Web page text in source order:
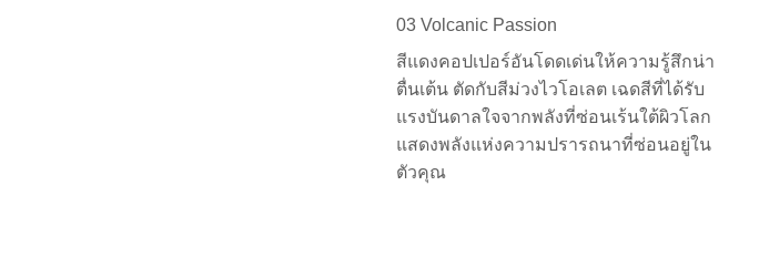
03 Volcanic Passion
สีแดงคอปเปอร์อันโดดเด่นให้ความรู้สึกน่า
ตื่นเต้น ตัดกับสีม่วงไวโอเลต เฉดสีที่ได้รับ
แรงบันดาลใจจากพลังที่ซ่อนเร้นใต้ผิวโลก
แสดงพลังแห่งความปรารถนาที่ซ่อนอยู่ใน
ตัวคุณ